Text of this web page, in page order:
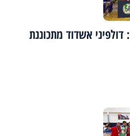
אשדוד מתכוננת